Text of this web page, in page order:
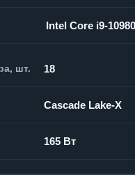
Intel Core i9-
шт. 18
Cascade Lake-X
165 Вт